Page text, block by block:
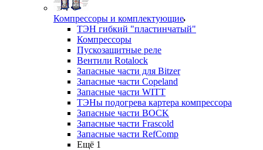
Компрессоры и комплектующие
ТЭН гибкий "пластинчатый"
Компрессоры
Пускозащитные реле
Вентили Rotalock
Запасные части для Bitzer
Запасные части Copeland
Запасные части WITT
ТЭНы подогрева картера компрессора
Запасные части BOCK
Запасные части Frascold
Запасные части RefComp
Ещё 1